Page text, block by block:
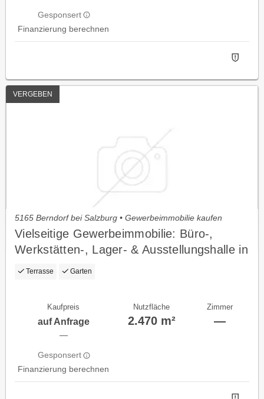
Gesponsert
Finanzierung berechnen
VERGEBEN
5165 Berndorf bei Salzburg • Gewerbeimmobilie kaufen
Vielseitige Gewerbeimmobilie: Büro-,
Werkstätten-, Lager- & Ausstellungshalle in
OÖ!!
Terrasse Garten
Kaufpreis
auf Anfrage
—
Gesponsert
Finanzierung berechnen
Nutzfläche
2.470 m²
Zimmer
—